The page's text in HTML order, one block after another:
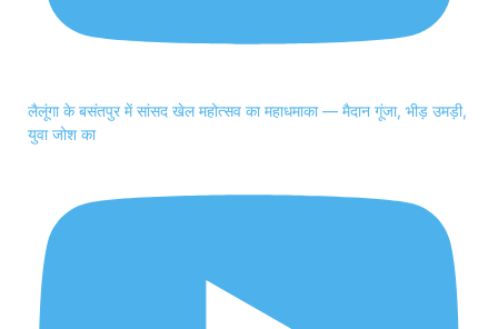
लैलूंगा के बसंतपुर में सांसद खेल महोत्सव का महाधमाका — मैदान गूंजा, भीड़ उमड़ी,
युवा जोश का